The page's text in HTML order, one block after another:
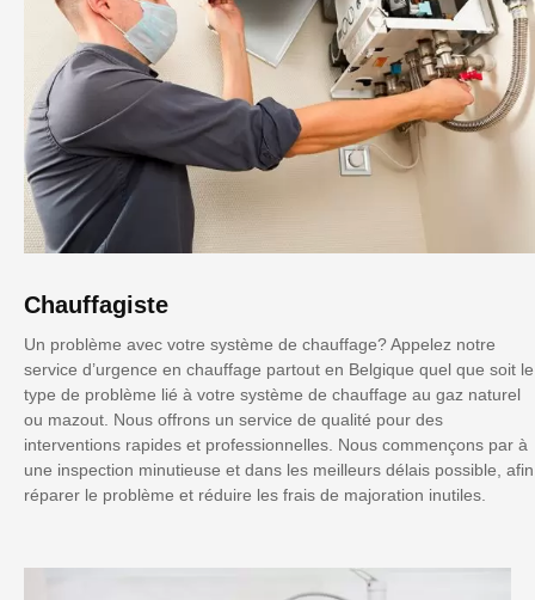
Chauffagiste
Un problème avec votre système de chauffage? Appelez notre
service d’urgence en chauffage partout en Belgique quel que soit le
type de problème lié à votre système de chauffage au gaz naturel
ou mazout. Nous offrons un service de qualité pour des
interventions rapides et professionnelles. Nous commençons par à
une inspection minutieuse et dans les meilleurs délais possible, afin
réparer le problème et réduire les frais de majoration inutiles.